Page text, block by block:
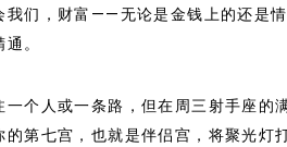
我们，财富——无论是金钱上的还是
。
个人或一条路，但在周三射手座的
第七宫，也就是伴侣宫，将聚光